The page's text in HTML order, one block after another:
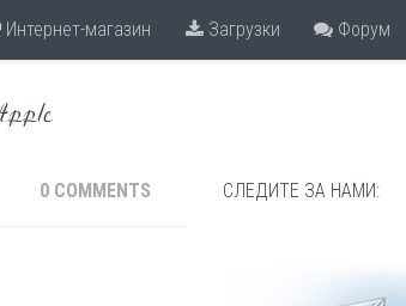
Интернет-магазин Загрузки Форум
0 COMMENTS СЛЕДИТЕ ЗА НАМИ: